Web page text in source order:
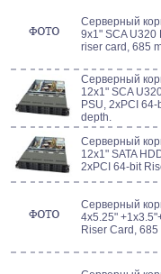
Серверный
9x1" SCA U320
riser card, 685
Серверный
12x1" SCA
PSU, 2xPCI
depth.
Серверный
12x1" SATA
2xPCI 64-bit
Серверный
4x5.25"
Riser Card,